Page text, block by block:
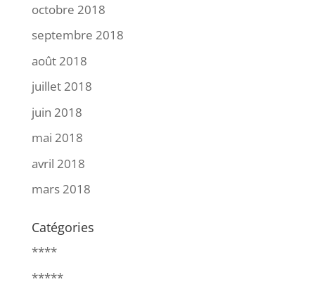
octobre 2018
septembre 2018
août 2018
juillet 2018
juin 2018
mai 2018
avril 2018
mars 2018
Catégories
****
*****